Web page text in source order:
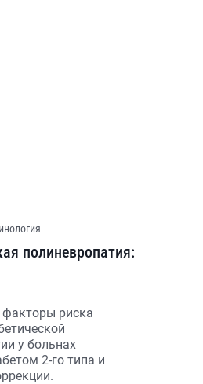
полиневропатия:
риска
у больнах
2-го типа и